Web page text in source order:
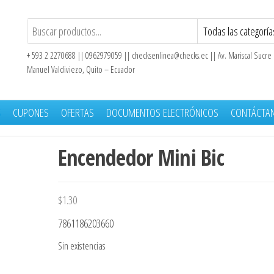
+ 593 2 2270688 || 0962979059 || checksenlinea@checks.ec || Av. Mariscal
Manuel Valdiviezo, Quito – Ecuador
CUPONES OFERTAS DOCUMENTOS ELECTRÓNICOS
Encendedor Mini Bic
$1.30
7861186203660
Sin existencias